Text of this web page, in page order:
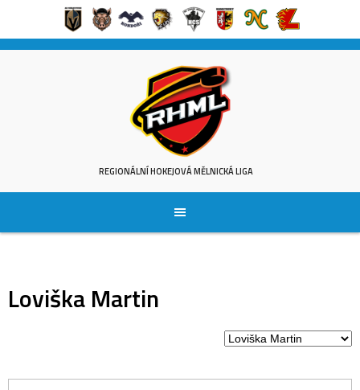
Skip
REGIONÁLNÍ HOKEJOVÁ MĚLNICKÁ LIGA
Loviška Martin